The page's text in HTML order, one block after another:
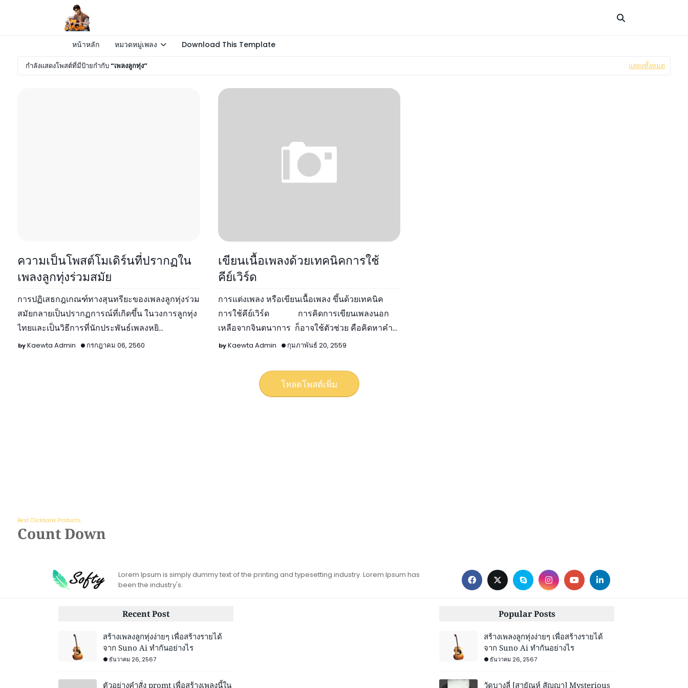
หน้าหลัก หมวดหมู่เพลง Download This Template
กำลังแสดงโพสต์ที่มีป้ายกำกับ เพลงลูกทุ่ง แสดงทั้งหมด
ความเป็นโพสต์โมเดิร์นที่ปรากฏใน
เพลงลูกทุ่งร่วมสมัย
การปฏิเสธกฎเกณฑ์ทางสุนทรียะของเพลงลูกทุ่งร่วม
สมัยกลายเป็นปรากฏการณ์ที่เกิดขึ้น ในวงการลูกทุ่ง
ไทยและเป็นวิธีการที่นักประพันธ์เพลงหยิ…
Kaewta Admin กรกฎาคม 06, 2560
คำสำคัญ
เขียนเนื้อเพลงด้วยเทคนิคการใช้
คีย์เวิร์ด
การแต่งเพลง หรือเขียนเนื้อเพลง ขึ้นด้วยเทคนิค
การใช้คีย์เวิร์ด การคิดการเขียนเพลงนอก
เหลือจากจินตนาการ ก็อาจใช้ตัวช่วย คือคิดหาคำที่
เป็น คำส…
Kaewta Admin กุมภาพันธ์ 20, 2559
โหลดโพสต์เพิ่ม
Best Clickbank Products
Count Down
Lorem Ipsum is simply dummy text of the printing and typesetting industry. Lorem Ipsum has
been the industry's.
Recent Post
สร้างเพลงลูกทุ่งง่ายๆ เพื่อสร้างรายได้
จาก Suno Ai ทำกันอย่างไร
ธันวาคม 26, 2567
ตัวอย่างคำสั่ง promt เพื่อสร้างเพลงนี้ใน
Popular Posts
สร้างเพลงลูกทุ่งง่ายๆ เพื่อสร้างรายได้
จาก Suno Ai ทำกันอย่างไร
ธันวาคม 26, 2567
วัดบางลี่ [สายัณห์ สัญญา] Mysterious